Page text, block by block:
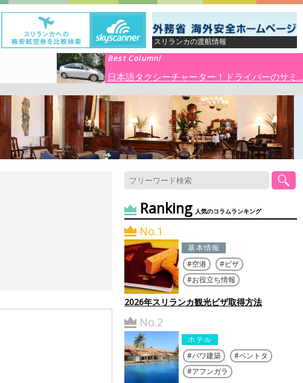
スリランカの渡航情報
Best Column!
日本語タクシーチャーター！ドライバーのサミ...
Ranking 人気のコラムランキング
No.1
基本情報
空港
ビザ
お役立ち情報
2026年スリランカ観光ビザ取得方法
No.2
ホテル
バワ建築
ベントタ
アフンガラ